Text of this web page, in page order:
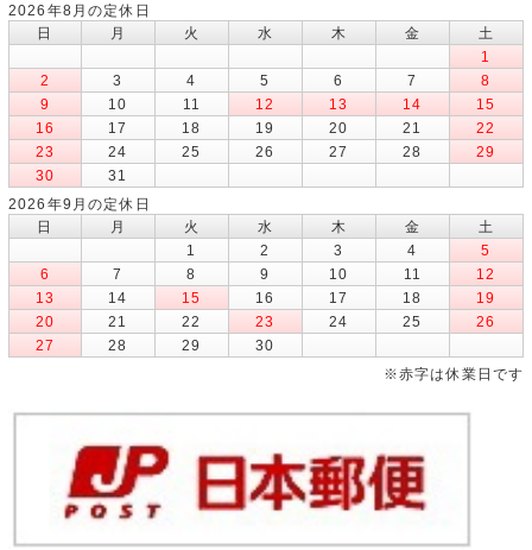
2026年8月の定休日
日
月 火 水 木 金
土
1
2
3 4 5 6 7
8
9
10 11 12 13 14
15
16
17 18 19 20 21
22
23
24 25 26 27 28
29
30
31
2026年9月の定休日
日
月 火 水 木 金
土
1
2 3 4
5
6
7 8 9 10 11
12
13
14 15 16 17 18
19
20
21 22 23 24 25
26
27
28 29
30
※赤字は休業日です